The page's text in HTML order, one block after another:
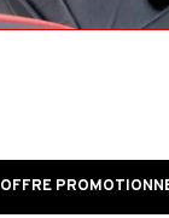
OFFRE